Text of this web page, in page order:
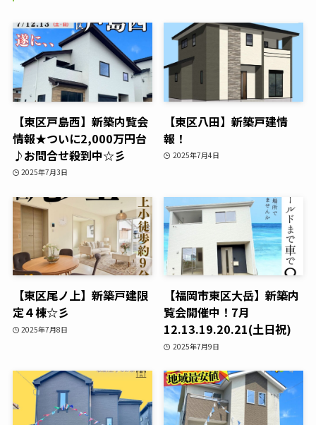
【東区戸島西】新築内覧会
情報★ついに2,000万円台
♪お問合せ殺到中☆彡
2025年7月3日
【東区八田】新築戸建情
報！
2025年7月4日
【東区尾ノ上】新築戸建限
定４棟☆彡
2025年7月8日
【福岡市東区大岳】新築内
覧会開催中！7月
12.13.19.20.21(土日祝)
2025年7月9日